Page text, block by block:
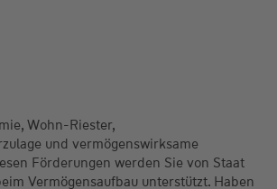
Wohn-Riester,
und vermögenswirksame
Förderungen werden Sie von Staat
Vermögensaufbau unterstützt. Haben